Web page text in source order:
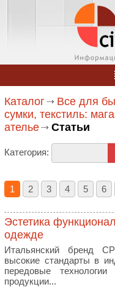
Каталог Все для
сумки, текстиль:
ателье
Статьи
Категория:
1 2 3 4 5 6
Эстетика
одежде
Итальянский бренд
высокие стандарты в
передовые
продукции...